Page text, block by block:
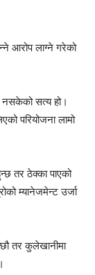
आरोप लाग्ने गरेको
नसकेको सत्य हो।
परियोजना लामो
तर ठेक्का पाएको
म्यानेजमेन्ट उर्जा
तर कुलेखानीमा